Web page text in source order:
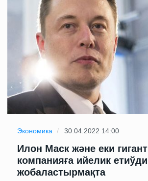
Экономика 30.04.2022 14:00
Илон Маск және еки гигант
компанияға ийелик етиўди
жобаластырмақта